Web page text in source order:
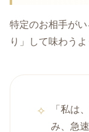
特定のお相手が
り」して味わう
「私は
み、急